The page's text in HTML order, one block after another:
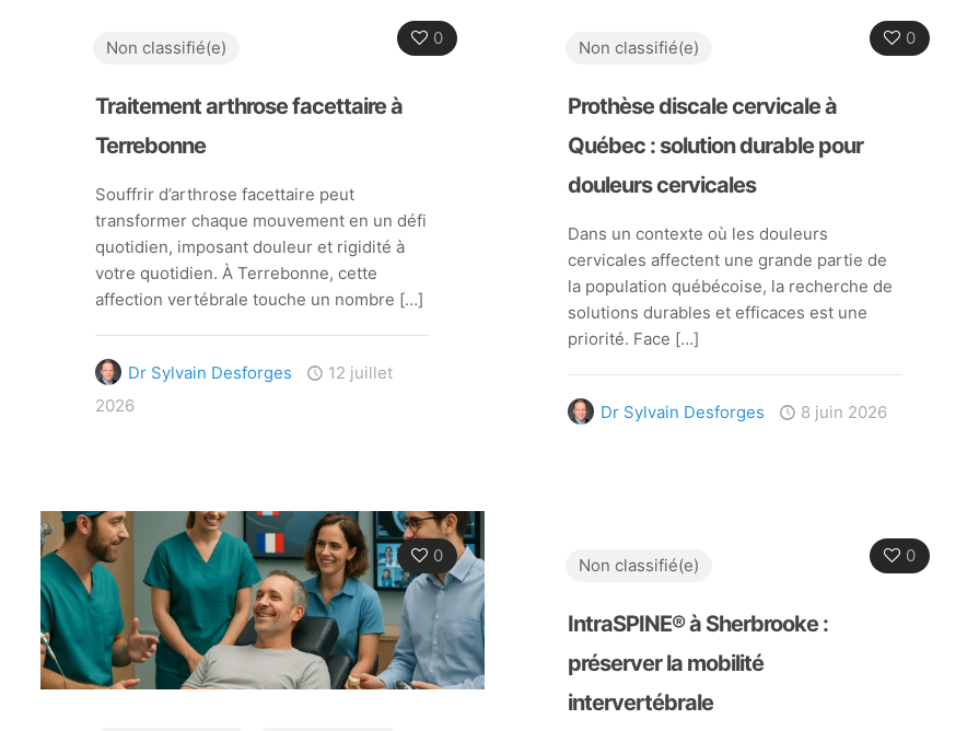
0
Non classifié(e)
Traitement arthrose facettaire à
Terrebonne
Souffrir d’arthrose facettaire peut
transformer chaque mouvement en un défi
quotidien, imposant douleur et rigidité à
votre quotidien. À Terrebonne, cette
affection vertébrale touche un nombre […]
Dr Sylvain Desforges
12 juillet
2026
0
Non classifié(e)
Prothèse discale cervicale à
Québec : solution durable pour
douleurs cervicales
Dans un contexte où les douleurs
cervicales affectent une grande partie de
la population québécoise, la recherche de
solutions durables et efficaces est une
priorité. Face […]
Dr Sylvain Desforges 8 juin 2026
0 0
Non classifié(e)
IntraSPINE® à Sherbrooke :
préserver la mobilité
intervertébrale